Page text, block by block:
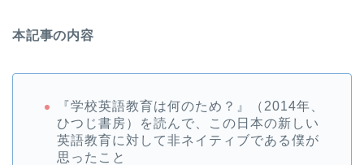
本記事の内容
『学校英語教育は何のため？』（2014年、
ひつじ書房）を読んで、この日本の新しい
英語教育に対して非ネイティブである僕が
思ったこと